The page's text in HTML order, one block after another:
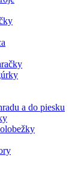
a do piesku